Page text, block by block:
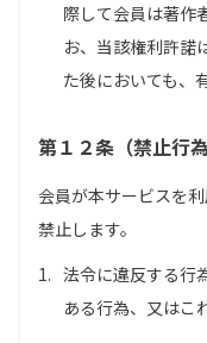
際して会員は著作
お、当該権利許諾
た後においても、
第１２条（禁止行為
会員が本サービスを
禁止します。
1. 法令に違反する行
ある行為、又はこ